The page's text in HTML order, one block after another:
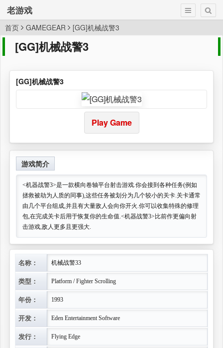
老游戏
首页 GAMEGEAR [GG]机械战警3
[GG]机械战警3
[GG]机械战警3
Play Game
游戏简介
<机器战警3>是一款横向卷轴平台射击游戏.你会接到各种任务(例如
拯救被劫为人质的同事),这些任务被划分为几个较小的关卡.关卡通常
由几个平台组成,并且有大量敌人会向你开火.你可以收集特殊的修理
包,在完成关卡后用于恢复你的生命值.<机器战警3>比前作更偏向射
击游戏,敌人更多且更强大.
名称： 机械战警33
类型： Platform / Fighter Scrolling
年份： 1993
开发： Eden Entertainment Software
发行： Flying Edge